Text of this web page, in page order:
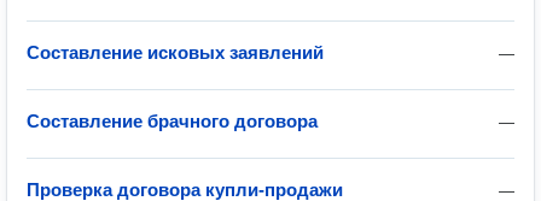
—
Составление исковых заявлений
—
Составление брачного договора
—
Проверка договора купли-продажи